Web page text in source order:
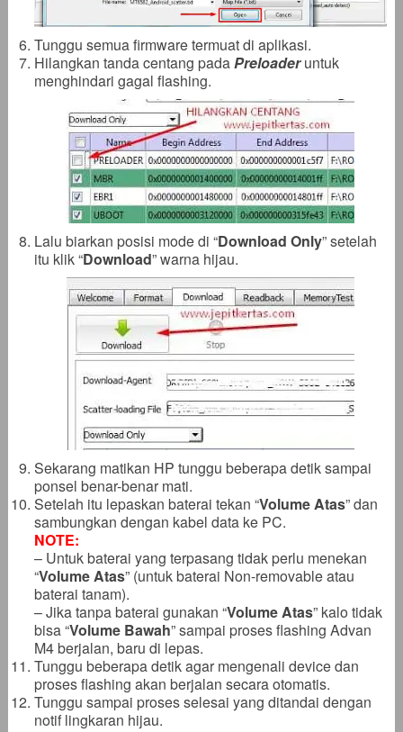
Tunggu semua firmware termuat di aplikasi.
Hilangkan tanda centang padaPreloader untuk
menghindari gagal flashing.
Lalu biarkan posisi mode di “Download Only” setelah
itu klik “Download” warna hijau.
Sekarang matikan HP tunggu beberapa detik sampai
ponsel benar-benar mati.
Setelah itu lepaskan baterai tekan “Volume Atas” dan
sambungkan dengan kabel data ke PC.
NOTE:
– Untuk baterai yang terpasang tidak perlu menekan
“Volume Atas” (untuk baterai Non-removable atau
baterai tanam).
– Jika tanpa baterai gunakan “Volume Atas” kalo tidak
bisa “Volume Bawah” sampai proses flashing Advan
M4 berjalan, baru di lepas.
Tunggu beberapa detik agar mengenali device dan
proses flashing akan berjalan secara otomatis.
Tunggu sampai proses selesai yang ditandai dengan
notif lingkaran hijau.